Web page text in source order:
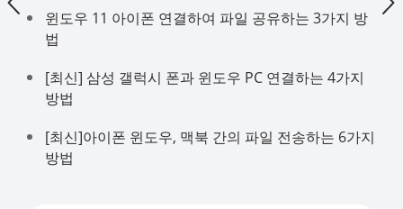
윈도우 11 아이폰 연결하여 파일 공유하는 3가지 방
법
[최신] 삼성 갤럭시 폰과 윈도우 PC 연결하는 4가지
방법
[최신]아이폰 윈도우, 맥북 간의 파일 전송하는 6가지
방법